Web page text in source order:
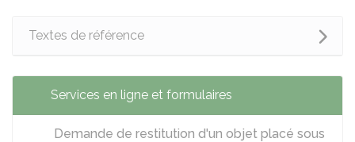
Textes de référence
Services en ligne et formulaires
Demande de restitution d'un objet placé sous